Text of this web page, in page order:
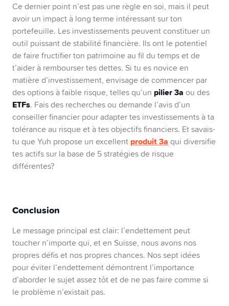
Ce dernier point n’est pas une règle en soi, mais il peut
avoir un impact à long terme intéressant sur ton
portefeuille. Les investissements peuvent constituer un
outil puissant de stabilité financière. Ils ont le potentiel
de faire fructifier ton patrimoine au fil du temps et de
t’aider à rembourser tes dettes. Si tu es novice en
matière d’investissement, envisage de commencer par
des options à faible risque, telles qu’un pilier 3a ou des
ETFs. Fais des recherches ou demande l’avis d’un
conseiller financier pour adapter tes investissements à ta
tolérance au risque et à tes objectifs financiers. Et savais-
tu que Yuh propose un excellent produit 3a qui diversifie
tes actifs sur la base de 5 stratégies de risque
différentes?
Conclusion
Le message principal est clair: l’endettement peut
toucher n’importe qui, et en Suisse, nous avons nos
propres défis et nos propres chances. Nos sept idées
pour éviter l’endettement démontrent l’importance
d’aborder le sujet assez tôt et de ne pas faire comme si
le problème n’existait pas.